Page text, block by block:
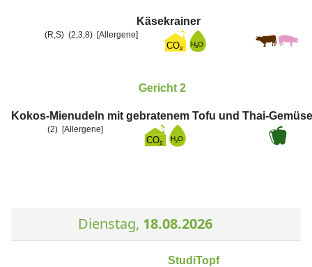
Käsekrainer
(R,S) (2,3,8) [Allergene]
Gericht 2
Kokos-Mienudeln mit gebratenem Tofu und Thai-Gemüse
(2) [Allergene]
Dienstag, 18.08.2026
StudiTopf